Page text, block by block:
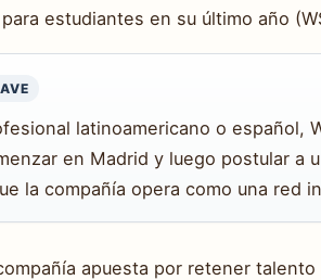
estudiantes en su último año
latinoamericano o español,
en Madrid y luego postular a
la compañía opera como una red
apuesta por retener